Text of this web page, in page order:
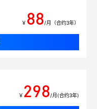
￥ 88/月（合约3年）
￥ 298/月(合约3年)